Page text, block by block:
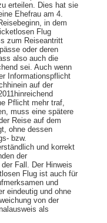
erteilen. Dies hat sie
Ehefrau am 4.
in dem
Flug
zum Reiseantritt
oder deren
also auch die
sei. Auch wenn
Informationspflicht
auf der
Pflicht mehr traf,
muss eine spätere
Reise auf dem
ohne dessen
bzw.
und korrekt
der
Fall. Der Hinweis
Flug ist auch für
und
eindeutig und ohne
von der
als